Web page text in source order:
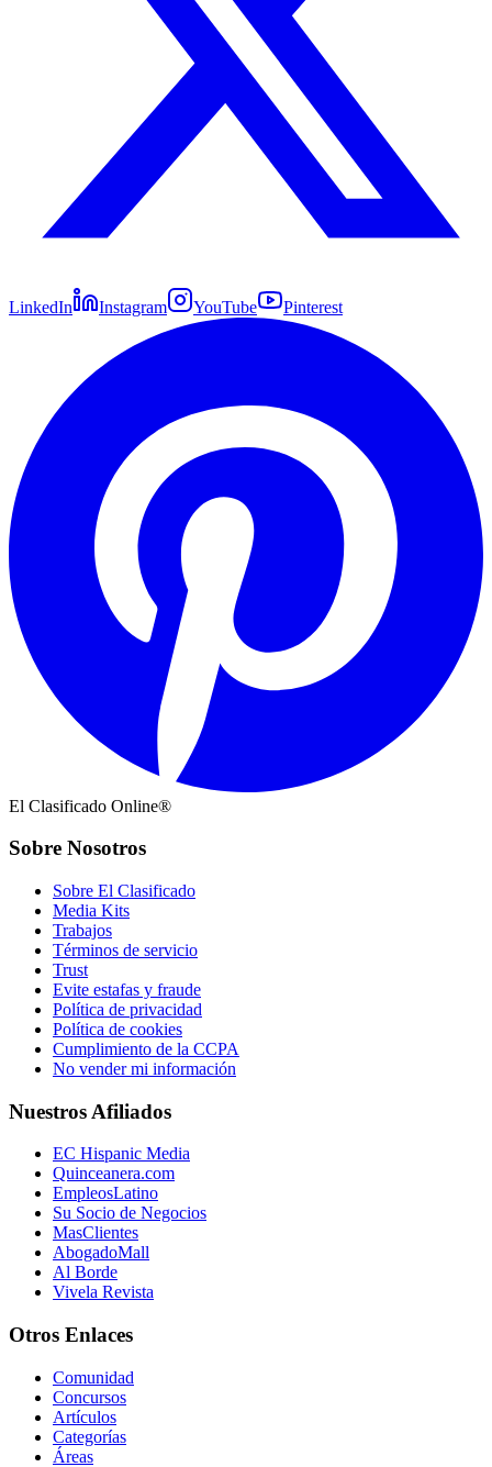
LinkedIn Instagram YouTube Pinterest
El Clasificado Online®
Sobre Nosotros
Sobre El Clasificado
Media Kits
Trabajos
Términos de servicio
Trust
Evite estafas y fraude
Política de privacidad
Política de cookies
Cumplimiento de la CCPA
No vender mi información
Nuestros Afiliados
EC Hispanic Media
Quinceanera.com
EmpleosLatino
Su Socio de Negocios
MasClientes
AbogadoMall
Al Borde
Vivela Revista
Otros Enlaces
Comunidad
Concursos
Artículos
Categorías
Áreas